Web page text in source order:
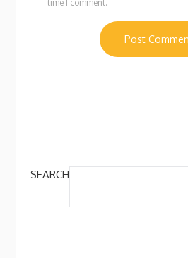
time I comment.
SEARCH